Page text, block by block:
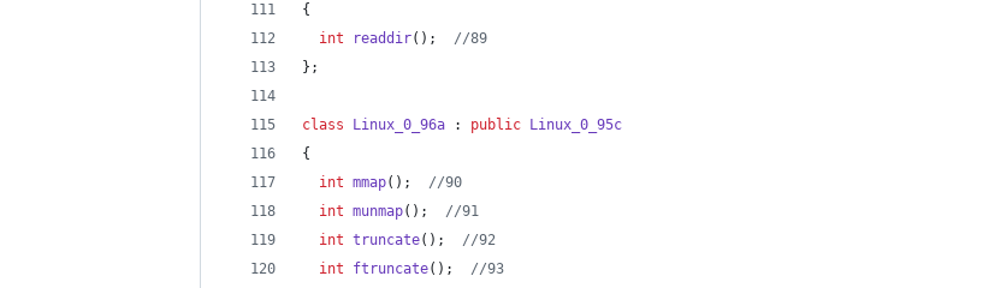
{
int
readdir(); //89
};
class Linux_0_96a : public
Linux_0_95c
{
int mmap(); //90
int munmap(); //91
int truncate(); //92
int
ftruncate(); //93